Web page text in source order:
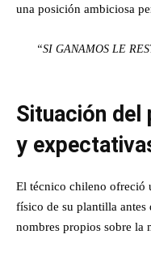
una posición ambiciosa
“SI GANAMOS LE
Situación del
y
El técnico chileno ofreció
físico de su plantilla
nombres propios sobre la